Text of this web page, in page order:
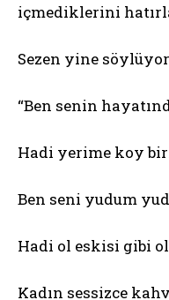
içmediklerini
Sezen yine
“Ben senin
Hadi yerime koy
Ben seni yudum
Hadi ol eskisi gibi
Kadın sessizce